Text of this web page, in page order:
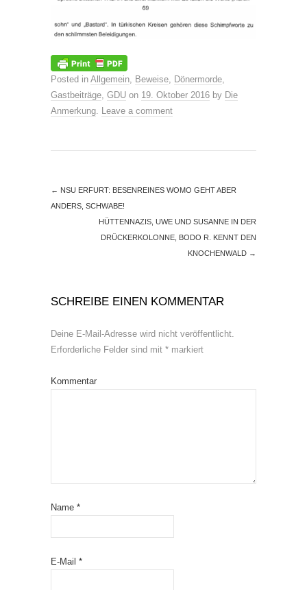
Posted in Allgemein, Beweise, Dönermorde,
Gastbeiträge, GDU on 19. Oktober 2016 by Die
Anmerkung. Leave a comment
← NSU ERFURT: BESENREINES WOMO GEHT ABER
ANDERS, SCHWABE!
HÜTTENNAZIS, UWE UND SUSANNE IN DER
DRÜCKERKOLONNE, BODO R. KENNT DEN
KNOCHENWALD →
SCHREIBE EINEN KOMMENTAR
Deine E-Mail-Adresse wird nicht veröffentlicht.
Erforderliche Felder sind mit * markiert
Kommentar
Name *
E-Mail *